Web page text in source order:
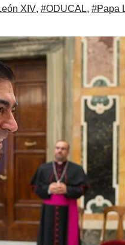
XIV, #ODUCAL, #Papa